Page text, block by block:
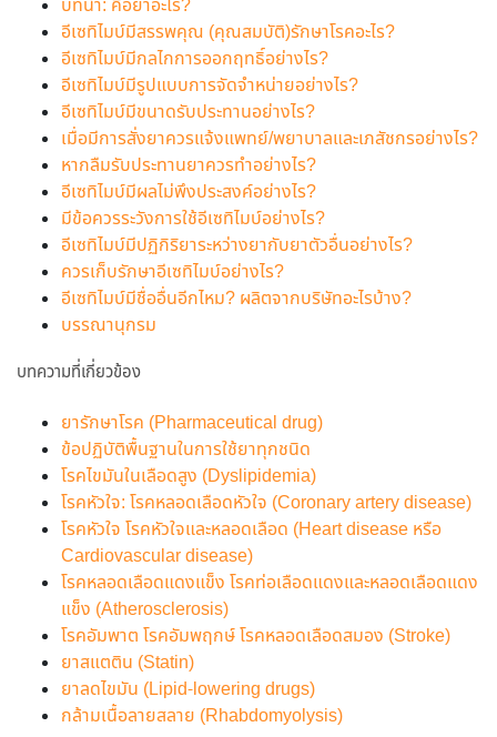
บทนำ: คือยาอะไร?
อีเซทิไมบ์มีสรรพคุณ (คุณสมบัติ)รักษาโรคอะไร?
อีเซทิไมบ์มีกลไกการออกฤทธิ์อย่างไร?
อีเซทิไมบ์มีรูปแบบการจัดจำหน่ายอย่างไร?
อีเซทิไมบ์มีขนาดรับประทานอย่างไร?
เมื่อมีการสั่งยาควรแจ้งแพทย์/พยาบาลและเภสัชกรอย่างไร?
หากลืมรับประทานยาควรทำอย่างไร?
อีเซทิไมบ์มีผลไม่พึงประสงค์อย่างไร?
มีข้อควรระวังการใช้อีเซทิไมบ์อย่างไร?
อีเซทิไมบ์มีปฏิกิริยาระหว่างยากับยาตัวอื่นอย่างไร?
ควรเก็บรักษาอีเซทิไมบ์อย่างไร?
อีเซทิไมบ์มีชื่ออื่นอีกไหม? ผลิตจากบริษัทอะไรบ้าง?
บรรณานุกรม
บทความที่เกี่ยวข้อง
ยารักษาโรค (Pharmaceutical drug)
ข้อปฏิบัติพื้นฐานในการใช้ยาทุกชนิด
โรคไขมันในเลือดสูง (Dyslipidemia)
โรคหัวใจ: โรคหลอดเลือดหัวใจ (Coronary artery disease)
โรคหัวใจ โรคหัวใจและหลอดเลือด (Heart disease หรือ
Cardiovascular disease)
โรคหลอดเลือดแดงแข็ง โรคท่อเลือดแดงและหลอดเลือดแดง
แข็ง (Atherosclerosis)
โรคอัมพาต โรคอัมพฤกษ์ โรคหลอดเลือดสมอง (Stroke)
ยาสแตติน (Statin)
ยาลดไขมัน (Lipid-lowering drugs)
กล้ามเนื้อลายสลาย (Rhabdomyolysis)